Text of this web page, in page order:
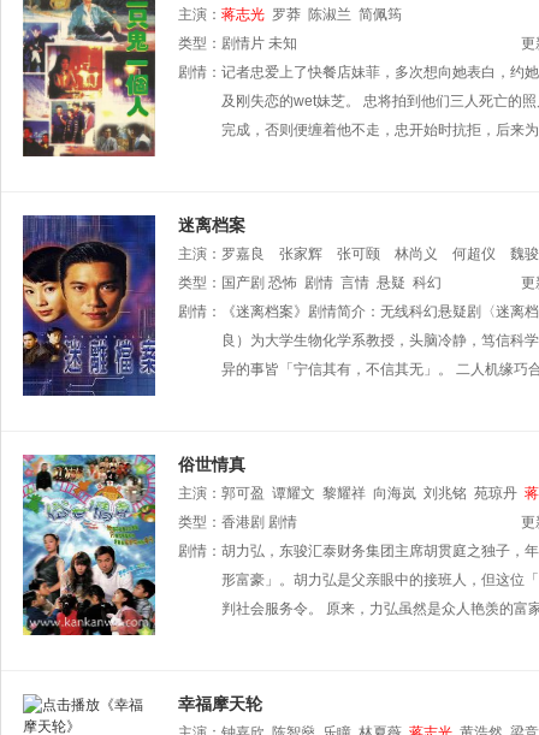
主演： 蒋志光 罗莽 陈淑兰 简佩筠
类型： 剧情片 未知
更
剧情： 记者忠爱上了快餐店妹菲，多次想向她表白，约
及刚失恋的wet妹芝。 忠将拍到他们三人死亡的
完成，否则便缠着他不走，忠开始时抗拒，后来
迷离档案
主演： 罗嘉良 张家辉 张可颐 林尚义 何超仪
魏
类型： 国产剧 恐怖 剧情 言情 悬疑 科幻
更
剧情：
《迷离档案》剧情简介：无线科幻悬疑剧〈迷
良）为大学生物化学系教授，头脑冷静，笃信科
异的事皆「宁信其有，不信其无」。 二人机缘
俗世情真
主演： 郭可盈 谭耀文 黎耀祥 向海岚 刘兆铭 苑琼丹
林敬刚
郭佳欣 郑子诚 陈安莹
类型： 香港剧 剧情
更
剧情： 胡力弘，东骏汇泰财务集团主席胡贯庭之独子，
形富豪」。胡力弘是父亲眼中的接班人，但这位
判社会服务令。 原来，力弘虽然是众人艳羡的
幸福摩天轮